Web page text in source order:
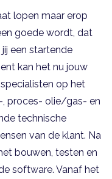
lopen maar erop
goede wordt, dat
een startende
kan het nu jouw
op het
proces- olie/gas- en
technische
van de klant. Na
bouwen, testen en
software. Vanaf het